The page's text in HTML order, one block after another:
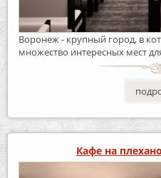
Воронеж - крупный город, в
множество интересных мест
Кафе на